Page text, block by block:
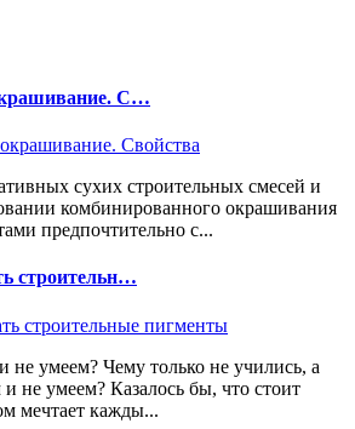
С…
сухих строительных смесей и
комбинированного окрашивания
предпочтительно с...
строительн…
не умеем? Чему только не учились, а
не умеем? Казалось бы, что стоит
мечтает кажды...